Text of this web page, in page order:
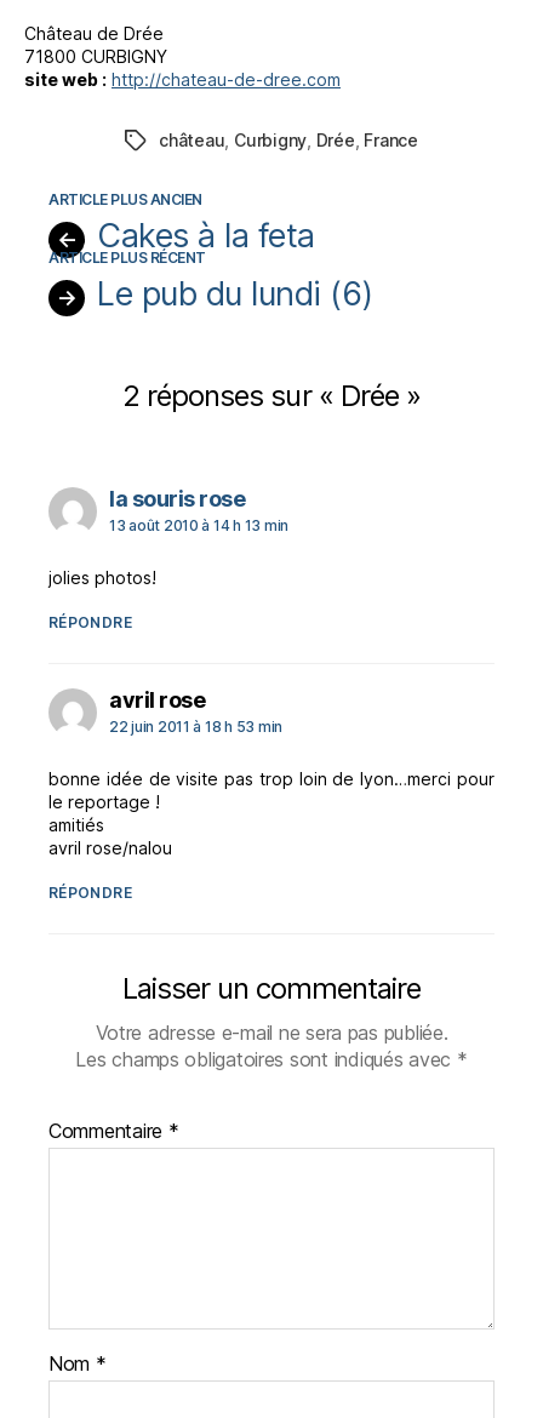
Château de Drée
71800 CURBIGNY
site web : http://chateau-de-dree.com
Étiquettes
château Curbigny Drée France
← Cakes à la feta
→ Le pub du lundi (6)
2 réponses sur « Drée »
la souris rosedit :
13 août 2010 à 14 h 13 min
jolies photos!
RÉPONDRE
avril rosedit :
22 juin 2011 à 18 h 53 min
bonne idée de visite pas trop loin de lyon…merci pour
le reportage !
amitiés
avril rose/nalou
RÉPONDRE
Laisser un commentaire
Votre adresse e-mail ne sera pas publiée.
Les champs obligatoires sont indiqués avec *
Commentaire *
Nom *